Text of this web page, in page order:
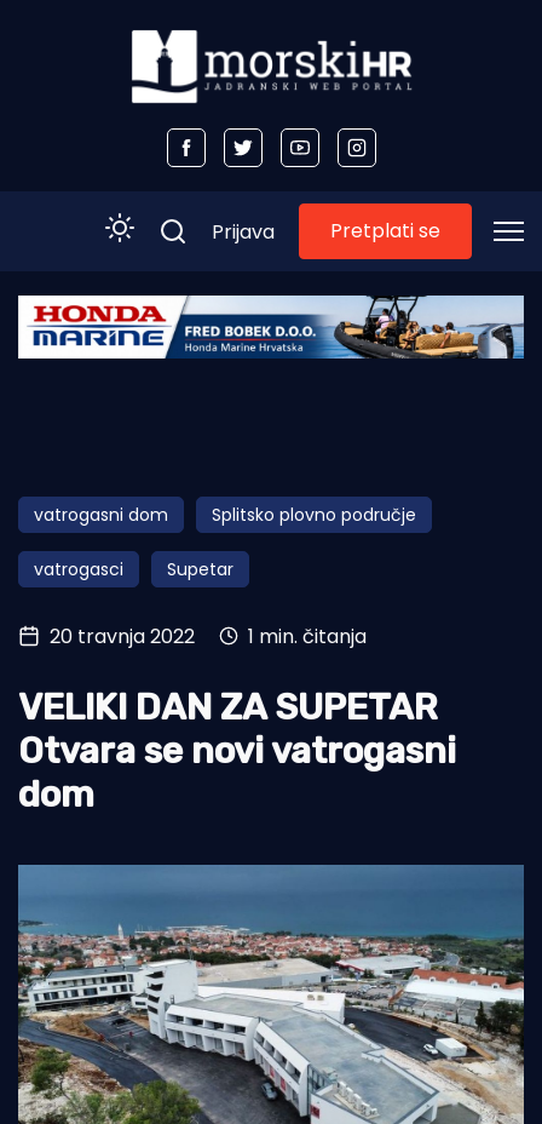
Početna
Obala
Otoci
Turizam i nautika
Pomorstvo
Ekologija
Tradicija i kultura
Prijava Pretplati se
vatrogasni dom Splitsko plovno područje
vatrogasci Supetar
20 travnja 2022 1 min. čitanja
VELIKI DAN ZA SUPETAR
Otvara se novi vatrogasni
dom